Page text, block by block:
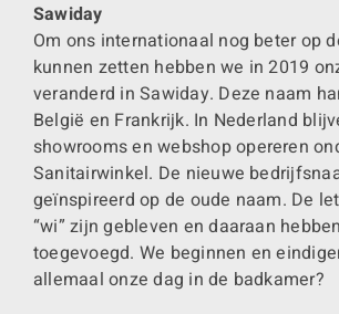
Sawiday
Om ons internationaal nog beter op
kunnen zetten hebben we in 2019
veranderd in Sawiday. Deze naam
België en Frankrijk. In Nederland
showrooms en webshop opereren
Sanitairwinkel. De nieuwe
geïnspireerd op de oude naam. De
“wi” zijn gebleven en daaraan
toegevoegd. We beginnen en
allemaal onze dag in de badkamer?